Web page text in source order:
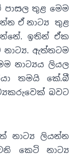
පාසල තුළ මෙම
ඒ නාට්‍ය තුළ
. ඉතින් ඒක
. ඇත්තටම
නාට්‍යය ලියල
තමයි කේ.බී
බවට
නාට්‍ය ලියන්න
කෙටි නාට්‍ය